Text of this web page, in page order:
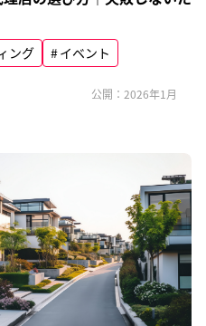
ング イベント
公開：2026年1月